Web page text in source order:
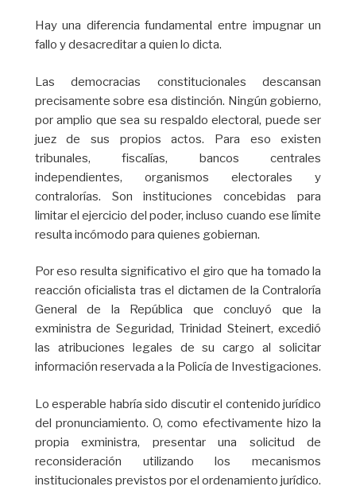
Hay una diferencia fundamental entre impugnar un
fallo y desacreditar a quien lo dicta.
Las democracias constitucionales descansan
precisamente sobre esa distinción. Ningún gobierno,
por amplio que sea su respaldo electoral, puede ser
juez de sus propios actos. Para eso existen
tribunales, fiscalías, bancos centrales
independientes, organismos electorales y
contralorías. Son instituciones concebidas para
limitar el ejercicio del poder, incluso cuando ese límite
resulta incómodo para quienes gobiernan.
Por eso resulta significativo el giro que ha tomado la
reacción oficialista tras el dictamen de la Contraloría
General de la República que concluyó que la
exministra de Seguridad, Trinidad Steinert, excedió
las atribuciones legales de su cargo al solicitar
información reservada a la Policía de Investigaciones.
Lo esperable habría sido discutir el contenido jurídico
del pronunciamiento. O, como efectivamente hizo la
propia exministra, presentar una solicitud de
reconsideración utilizando los mecanismos
institucionales previstos por el ordenamiento jurídico.